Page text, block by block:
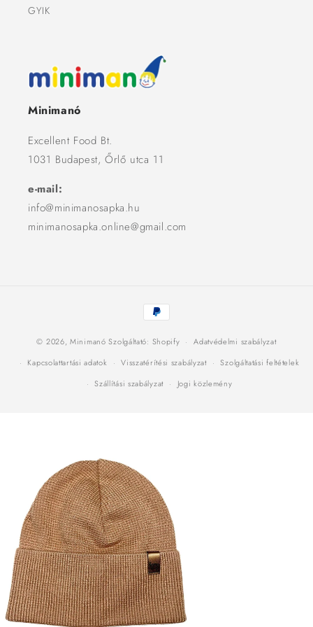
GYIK
Minimanó
Excellent Food Bt.
1031 Budapest, Őrlő utca 11
e-mail:
info@minimanosapka.hu
minimanosapka.online@gmail.com
Fizetési
módok
© 2026,Minimanó Szolgáltató: Shopify
Adatvédelmi szabályzat
Kapcsolattartási adatok
Visszatérítési szabályzat
Szolgáltatási feltételek
Szállítási szabályzat
Jogi közlemény